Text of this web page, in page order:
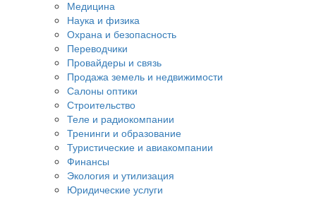
Медицина
Наука и физика
Охрана и безопасность
Переводчики
Провайдеры и связь
Продажа земель и недвижимости
Салоны оптики
Строительство
Теле и радиокомпании
Тренинги и образование
Туристические и авиакомпании
Финансы
Экология и утилизация
Юридические услуги